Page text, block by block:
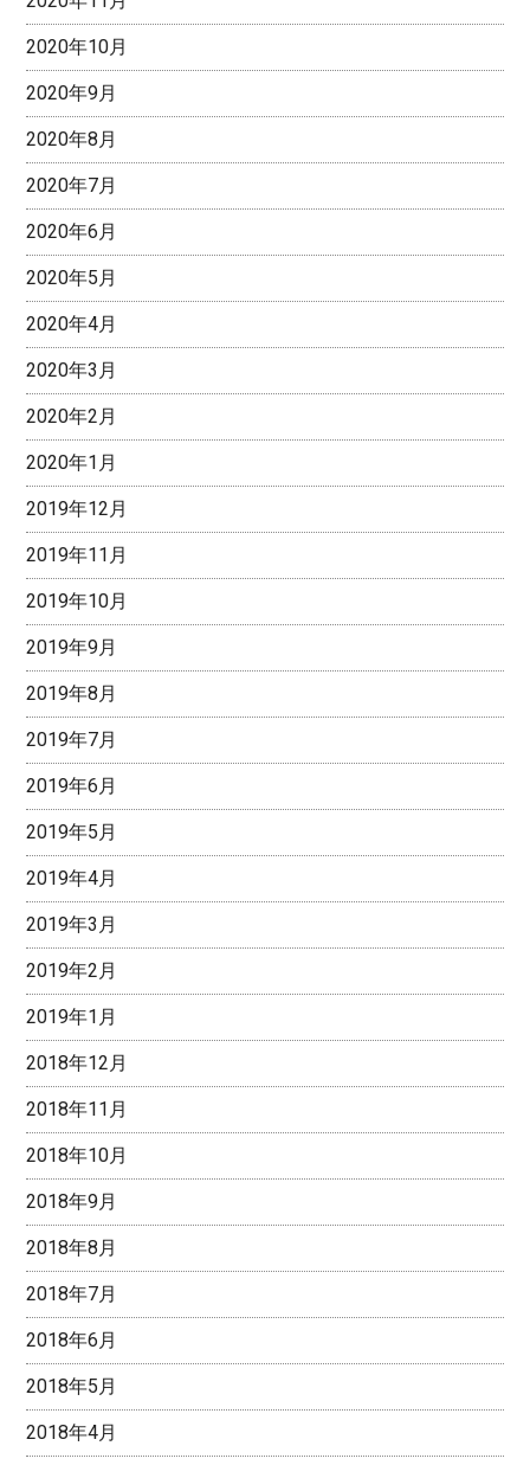
2020年10月
2020年9月
2020年8月
2020年7月
2020年6月
2020年5月
2020年4月
2020年3月
2020年2月
2020年1月
2019年12月
2019年11月
2019年10月
2019年9月
2019年8月
2019年7月
2019年6月
2019年5月
2019年4月
2019年3月
2019年2月
2019年1月
2018年12月
2018年11月
2018年10月
2018年9月
2018年8月
2018年7月
2018年6月
2018年5月
2018年4月